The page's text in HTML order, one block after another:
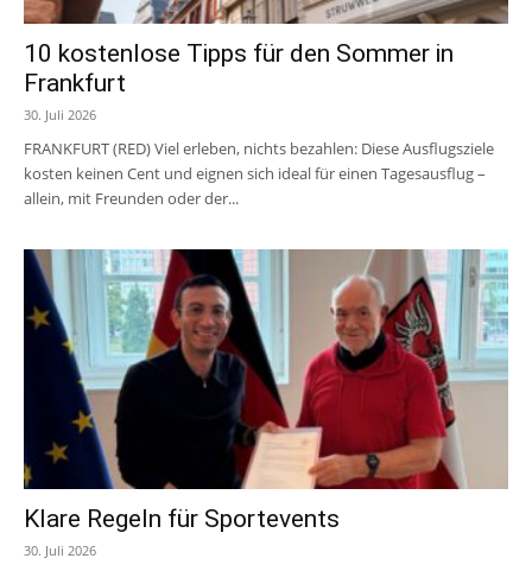
10 kostenlose Tipps für den Sommer in
Frankfurt
30. Juli 2026
FRANKFURT (RED) Viel erleben, nichts bezahlen: Diese Ausflugsziele
kosten keinen Cent und eignen sich ideal für einen Tagesausflug –
allein, mit Freunden oder der...
Klare Regeln für Sportevents
30. Juli 2026